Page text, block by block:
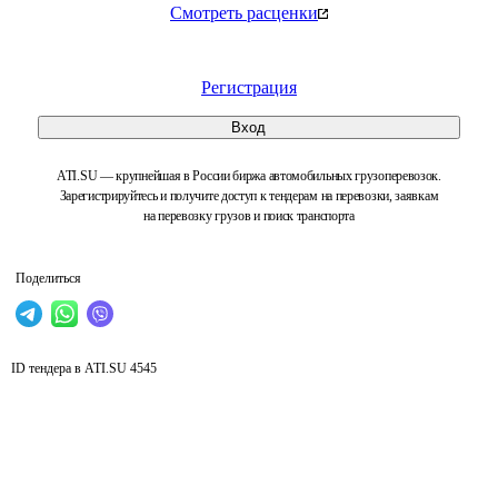
Смотреть расценки
Регистрация
Вход
ATI.SU — крупнейшая в России биржа автомобильных грузоперевозок.
Зарегистрируйтесь и получите доступ к тендерам на перевозки, заявкам
на перевозку грузов и поиск транспорта
Поделиться
ID тендера в ATI.SU 4545